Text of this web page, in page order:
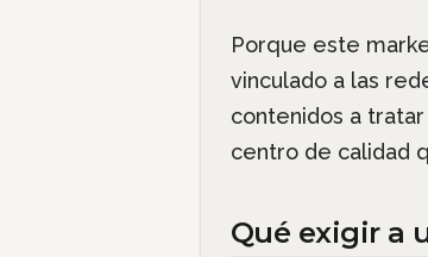
Porque este
vinculado a las
contenidos a
centro de calidad
Qué exigir a